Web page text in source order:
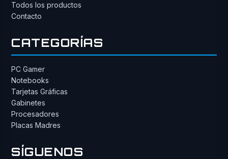
Todos los productos
Contacto
CATEGORÍAS
PC Gamer
Notebooks
Tarjetas Gráficas
Gabinetes
Procesadores
Placas Madres
SÍGUENOS